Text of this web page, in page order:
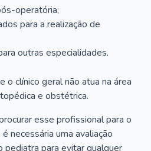
operatória;
para a realização de
outras especialidades.
o clínico geral não atua na área
e obstétrica.
esse profissional para o
necessária uma avaliação
para evitar qualquer